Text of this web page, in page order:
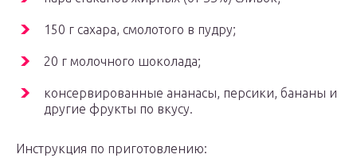
150 г сахара, смолотого в пудру;
20 г молочного шоколада;
консервированные ананасы, персики, бананы и
другие фрукты по вкусу.
Инструкция по приготовлению: